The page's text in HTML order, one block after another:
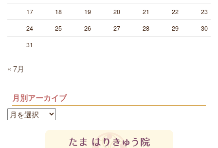
17
18 19 20 21 22
23
24
25 26 27 28 29
30
31
« 7月
月別アーカイブ
月
別